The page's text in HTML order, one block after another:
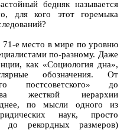
бедняк называется
для кого этот горемыка
е место в мире по уровню
по-разному. Даже
как «Социология дна»,
обозначения. От
постсоветского» до
жесткой иерархии
по мысли одного из
наук, просто
до рекордных размеров)